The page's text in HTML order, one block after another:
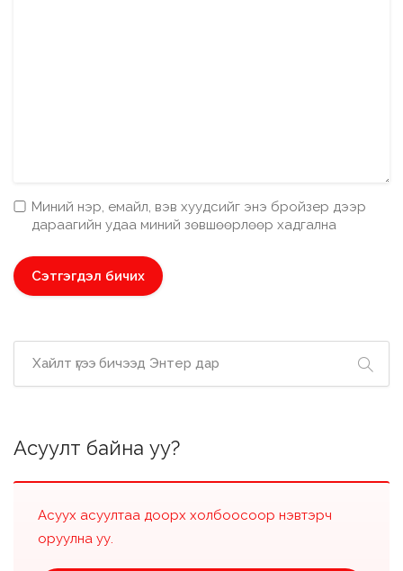
Миний нэр, емайл, вэв хуудсийг энэ бройзер дээр
дараагийн удаа миний зөвшөөрлөөр хадгална
Асуулт байна уу?
Асуух асуултаа доорх холбоосоор нэвтэрч
оруулна уу.